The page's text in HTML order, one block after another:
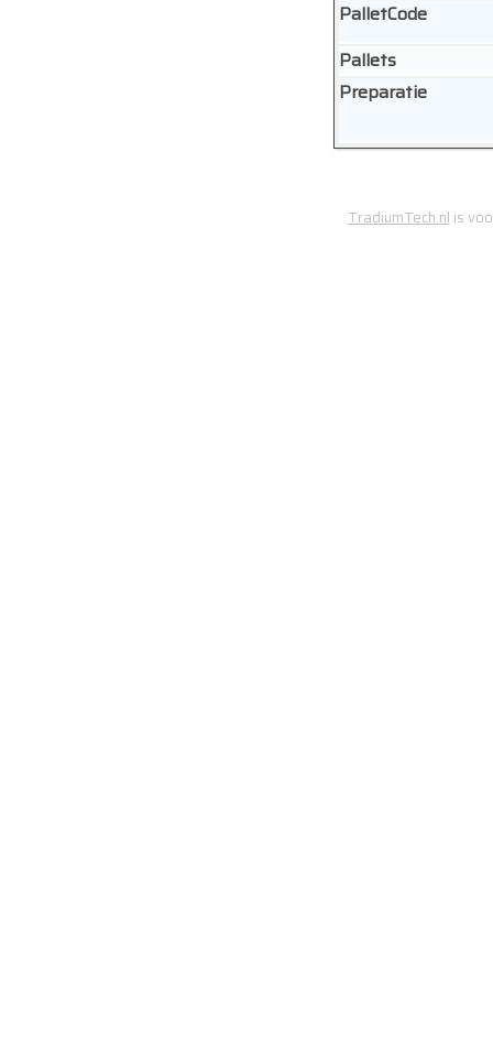
PalletCode
Pallets
Preparatie
TradiumTech.nl is